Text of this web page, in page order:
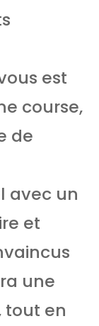
est
course,
de
avec un
et
une
tout en